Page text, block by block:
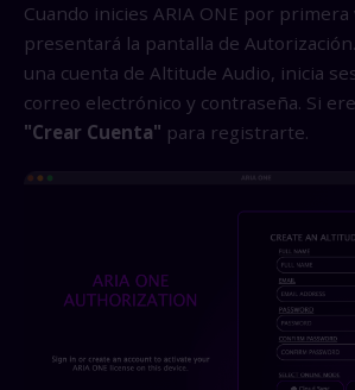
Cuando inicies ARIA ONE por primera
presentará la pantalla de
una cuenta de Altitude Audio, inicia
correo electrónico y contraseña. Si
"Crear Cuenta" para registrarte.